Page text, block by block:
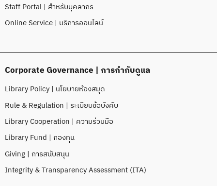
Staff Portal | สำหรับบุคลากร
Online Service | บริการออนไลน์
Corporate Governance | การกำกับดูแล
Library Policy | นโยบายห้องสมุด
Rule & Regulation | ระเบียบข้อบังคับ
Library Cooperation | ความร่วมมือ
Library Fund | กองทุน
Giving | การสนับสนุน
Integrity & Transparency Assessment (ITA)